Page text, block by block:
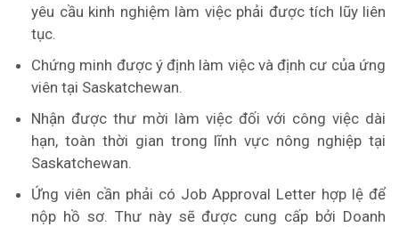
yêu cầu kinh nghiệm làm việc phải được tích lũy liên
tục.
Chứng minh được ý định làm việc và định cư của ứng
viên tại Saskatchewan.
Nhận được thư mời làm việc đối với công việc dài
hạn, toàn thời gian trong lĩnh vực nông nghiệp tại
Saskatchewan.
Ứng viên cần phải có Job Approval Letter hợp lệ để
nộp hồ sơ. Thư này sẽ được cung cấp bởi Doanh